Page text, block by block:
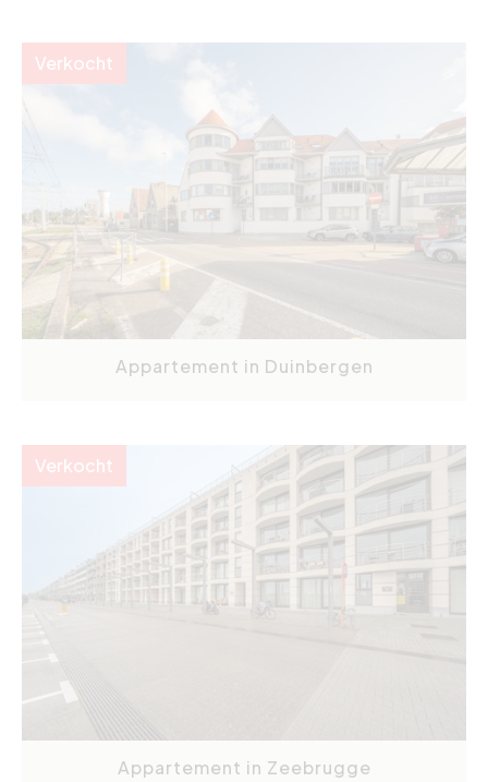
Verkocht
Appartement in Duinbergen
Verkocht
Appartement in Zeebrugge